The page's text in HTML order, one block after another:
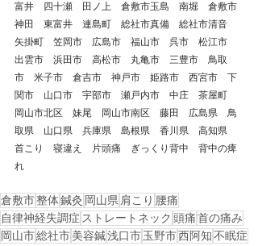
富井　四十瀬　田ノ上　倉敷市玉島　南堀　倉敷市
神田　東富井　連島町　総社市真備　総社市清音
矢掛町　笠岡市　広島市　福山市　呉市　松江市
出雲市　浜田市　高松市　丸亀市　三豊市　鳥取
市　米子市　倉吉市　神戸市　姫路市　西宮市　下
関市　山口市　宇部市　瀬戸内市　中庄　茶屋町
岡山市北区　妹尾　岡山市南区　藤田　広島県　鳥
取県　山口県　兵庫県　島根県　香川県　高知県
首こり　寝違え　片頭痛　ぎっくり背中　背中の痺
れ
倉敷市整体鍼灸 岡山県肩こり 腰痛
自律神経失調症 ストレートネック 頭痛首の痛み
岡山市総社市美容鍼浅口市玉野市西阿知不眠症